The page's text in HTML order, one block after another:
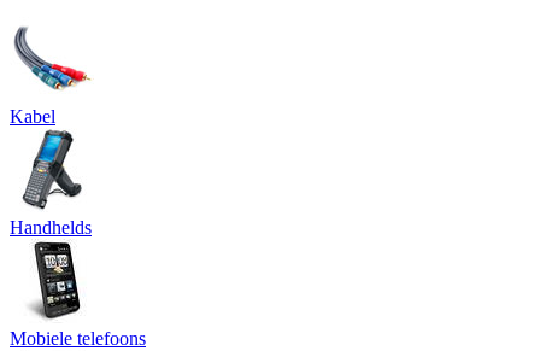
Kabel
Handhelds
Mobiele telefoons